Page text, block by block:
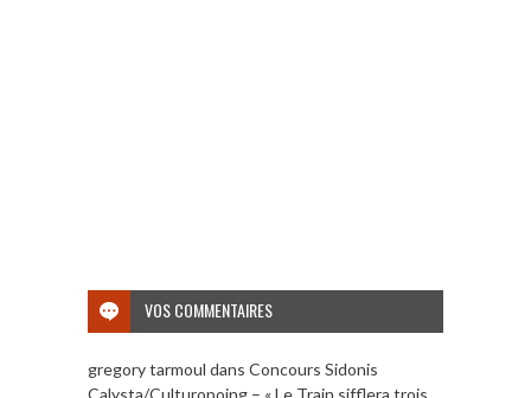
VOS COMMENTAIRES
gregory tarmoul dans Concours Sidonis
Calysta/Culturopoing – « Le Train sifflera trois